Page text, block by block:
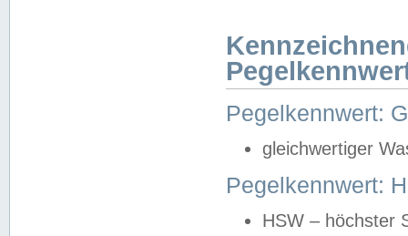
Pegelkennwert:
gleichwertiger
Pegelkennwert:
HSW – höchster